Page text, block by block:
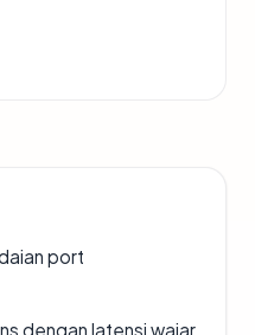
port
dengan latensi wajar